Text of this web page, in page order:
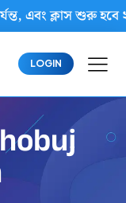
এবং ক্লাস শুরু
LOGIN